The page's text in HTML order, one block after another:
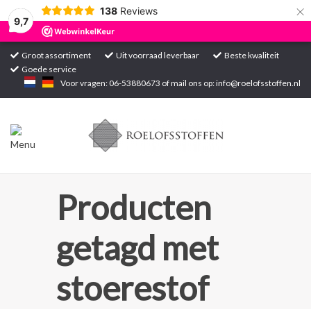
9,7
138 Reviews ×
Groot assortiment Uit voorraad leverbaar
Beste kwaliteit
Goede service
Voor vragen: 06-53880673 of mail ons op:info@roelofsstoffen.nl
Home
Producten
getagd met
stoerestof